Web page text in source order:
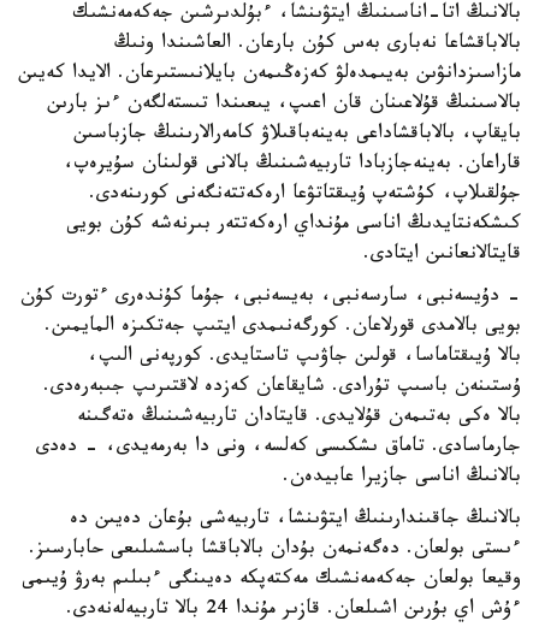
بالانىڭ اتا-اناسىنىڭ ايتۋىنشا، ءبۇلدىرشىن جەكەمەنشىك
بالاباقشاعا نەبارى بەس كۇن بارعان. العاشىندا ونىڭ
مازاسىزدانۋىن بەيىمدەلۋ كەزەڭىمەن بايلانىستىرعان. الايدا كەيىن
بالاسىنىڭ قۇلاعىنان قان اعىپ، يىعىندا تىستەلگەن ءىز بارىن
بايقاپ، بالاباقشاداعى بەينەباقىلاۋ كامەرالارىنىڭ جازباسىن
قاراعان. بەينەجازبادا تاربيەشىنىڭ بالانى قولىنان سۇيرەپ،
جۇلقىلاپ، كۇشتەپ ۇيىقتاتۋعا ارەكەتتەنگەنى كورىنەدى.
كىشكەنتايدىڭ اناسى مۇنداي ارەكەتتەر بىرنەشە كۇن بويى
قايتالانعانىن ايتادى.
- دۇيسەنبى، سارسەنبى، بەيسەنبى، جۇما كۇندەرى ءتورت كۇن
بويى بالامدى قورلاعان. كورگەنىمدى ايتىپ جەتكىزە المايمىن.
بالا ۇيىقتاماسا، قولىن جاۋىپ تاستايدى. كورپەنى الىپ،
ۇستىنەن باسىپ تۇرادى. شايقاعان كەزدە لاقتىرىپ جىبەرەدى.
بالا ەكى بەتىمەن قۇلايدى. قايتادان تاربيەشىنىڭ ەتەگىنە
جارماسادى. تاماق ىشكىسى كەلسە، ونى دا بەرمەيدى، - دەدى
بالانىڭ اناسى جازيرا عابيدەن.
بالانىڭ جاقىندارىنىڭ ايتۋىنشا، تاربيەشى بۇعان دەيىن دە
ءىستى بولعان. دەگەنمەن بۇدان بالاباقشا باسشىلىعى حابارسىز.
وقيعا بولعان جەكەمەنشىك مەكتەپكە دەيىنگى ءبىلىم بەرۋ ۇيىمى
ءۇش اي بۇرىن اشىلعان. قازىر مۇندا 24 بالا تاربيەلەنەدى.